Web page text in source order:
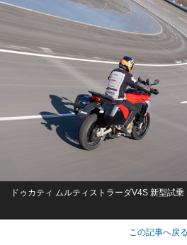
ドゥカティ ムルティストラーダV4S 新型試乗
この記事へ戻る